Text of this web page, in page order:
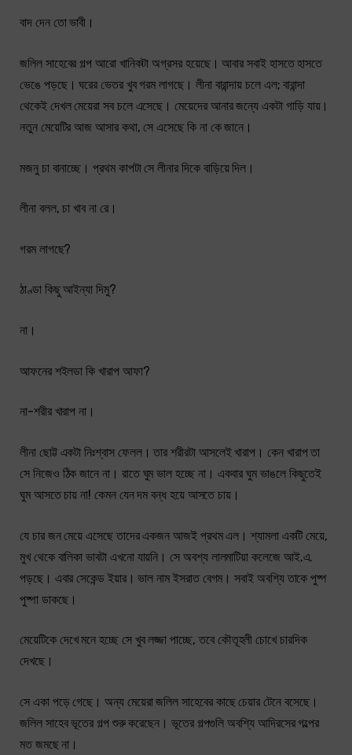
বাদ দেন তো ভাবী।
জলিল সাহেবের গল্প আরো খানিকটা অগ্রসর হয়েছে। আবার সবাই হাসতে হাসতে
ভেঙে পড়ছে। ঘরের ভেতর খুব গরম লাগছে। লীনা বারান্দায় চলে এল; বারান্দা
থেকেই দেখল মেয়েরা সব চলে এসেছে। মেয়েদের আনার জন্যে একটা গাড়ি যায়।
নতুন মেয়েটির আজ আসার কথা, সে এসেছে কি না কে জানে।
মজনু চা বানাচ্ছে। প্রথম কাপটা সে লীনার দিকে বাড়িয়ে দিল।
লীনা বলল, চা খাব না রে।
গরম লাগছে?
ঠাণ্ডা কিছু আইন্যা দিমু?
না।
আফনের শইলডা কি খারাপ আফা?
না-শরীর খারাপ না।
লীনা ছোট্ট একটা নিঃশ্বাস ফেলল। তার শরীরটা আসলেই খারাপ। কেন খারাপ তা
সে নিজেও ঠিক জানে না। রাতে ঘুম ভাল হচ্ছে না। একবার ঘুম ভাঙলে কিছুতেই
ঘুম আসতে চায় না! কেমন যেন দম বন্ধ হয়ে আসতে চায়।
যে চার জন মেয়ে এসেছে তাদের একজন আজই প্রথম এল। শ্যামলা একটি মেয়ে,
মুখ থেকে বালিকা ভাবটা এখনো যায়নি। সে অবশ্য লালমাটিয়া কলেজে আই.এ.
পড়ছে। এবার সেকেন্ড ইয়ার। ভাল নাম ইসরাত বেগম। সবাই অবশ্যি তাকে পুষ্প
পুষ্পা ডাকছে।
মেয়েটিকে দেখে মনে হচ্ছে সে খুব লজ্জা পাচ্ছে, তবে কৌতূহলী চোখে চারদিক
দেখছে।
সে একা পড়ে গেছে। অন্য মেয়েরা জলিল সাহেবের কাছে চেয়ার টেনে বসেছে।
জলিল সাহেব ভূতের গল্প শুরু করেছেন। ভূতের গল্পগুলি অবশ্যি আদিরসের গল্পের
মত জমছে না।